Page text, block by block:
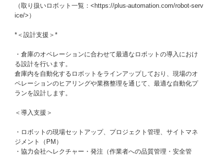
（取り扱いロボット一覧：<https://plus-automation.com/robot-serv
ice/>）
*＜設計支援＞*
・倉庫のオペレーションに合わせて最適なロボットの導入におけ
る設計を行います。
倉庫内を自動化するロボットをラインアップしており、現場のオ
ペレーションのヒアリングや業務整理を通じて、最適な自動化プ
ランを設計します。
＜導入支援＞
・ロボットの現場セットアップ、プロジェクト管理、サイトマネ
ジメント（PM）
・協力会社へレクチャー・発注（作業者への品質管理・安全管